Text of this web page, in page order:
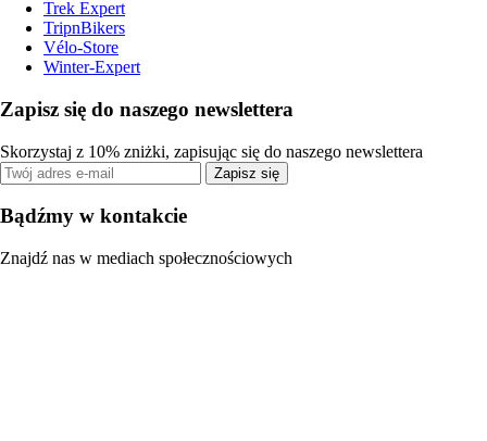
Trek Expert
TripnBikers
Vélo-Store
Winter-Expert
Zapisz się do naszego newslettera
Skorzystaj z 10% zniżki, zapisując się do naszego newslettera
Zapisz się
Bądźmy w kontakcie
Znajdź nas w mediach społecznościowych